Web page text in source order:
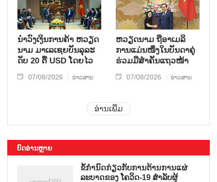
ນຳ​ວົງ​ເງິນ​ການ​ຄ້າ ຫວຽດ​
ນາມ ມາ​ເລ​ເຊຍ​ບັນ​ລຸ​ລະ​
ດັບ 20 ຕື້ USD ໂດຍ​ໄວ
07/08/2026 ຂ່າວສານ
ຫ​ວຽດ​ນາມ ຖື​ອາ​ເມ​ລິ​
ການ​ແມ່ນ​ໜຶ່ງ​ໃນ​ບັນ​ດາ​ຄູ່​
ຮ່ວມ​ມື​ສຳ​ຄັນ​ແຖວ​ໜ້າ
07/08/2026 ຂ່າວສານ
ອ່ານເພີ່ມ
ບົດອ່ານຫຼາຍ
ຂໍ້ກຳນົດກ່ຽວກັບການຕ້ານການແຜ່
ລະບາດຂອງ ໂຄວິດ-19 ສຳລັບຜູ້